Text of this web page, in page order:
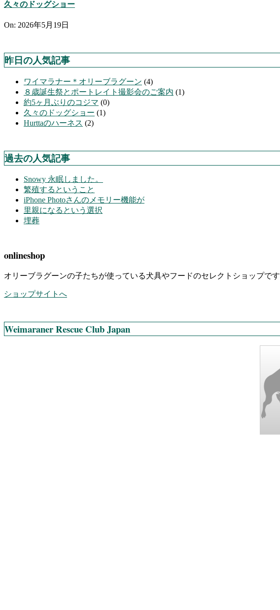
久々のドッグショー
On: 2026年5月19日
昨日の人気記事
ワイマラナー＊オリーブラグーン (4)
８歳誕生祭とポートレイト撮影会のご案内 (1)
約5ヶ月ぶりのコジマ (0)
久々のドッグショー (1)
Hurttaのハーネス (2)
過去の人気記事
Snowy 永眠しました。
繁殖するということ
iPhone Photoさんのメモリー機能が
里親になるという選択
埋葬
onlineshop
オリーブラグーンの子たちが使っている犬具やフードのセレクトショップです
ショップサイトへ
Weimaraner Rescue Club Japan